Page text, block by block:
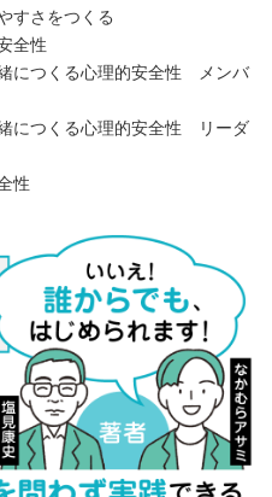
すさをつくる
全性
につくる心理的安全性 メンバ
につくる心理的安全性 リーダ
性